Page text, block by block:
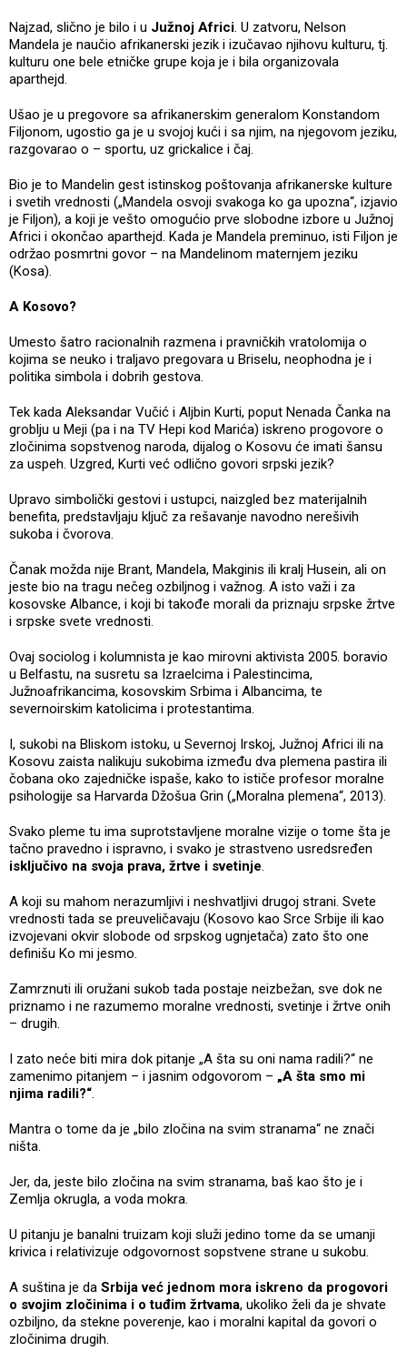
Najzad, slično je bilo i u Južnoj Africi. U zatvoru, Nelson
Mandela je naučio afrikanerski jezik i izučavao njihovu kulturu, tj.
kulturu one bele etničke grupe koja je i bila organizovala
aparthejd.
Ušao je u pregovore sa afrikanerskim generalom Konstandom
Filjonom, ugostio ga je u svojoj kući i sa njim, na njegovom jeziku,
razgovarao o – sportu, uz grickalice i čaj.
Bio je to Mandelin gest istinskog poštovanja afrikanerske kulture
i svetih vrednosti („Mandela osvoji svakoga ko ga upozna“, izjavio
je Filjon), a koji je vešto omogućio prve slobodne izbore u Južnoj
Africi i okončao aparthejd. Kada je Mandela preminuo, isti Filjon je
održao posmrtni govor – na Mandelinom maternjem jeziku
(Kosa).
A Kosovo?
Umesto šatro racionalnih razmena i pravničkih vratolomija o
kojima se neuko i traljavo pregovara u Briselu, neophodna je i
politika simbola i dobrih gestova.
Tek kada Aleksandar Vučić i Aljbin Kurti, poput Nenada Čanka na
groblju u Meji (pa i na TV Hepi kod Marića) iskreno progovore o
zločinima sopstvenog naroda, dijalog o Kosovu će imati šansu
za uspeh. Uzgred, Kurti već odlično govori srpski jezik?
Upravo simbolički gestovi i ustupci, naizgled bez materijalnih
benefita, predstavljaju ključ za rešavanje navodno nerešivih
sukoba i čvorova.
Čanak možda nije Brant, Mandela, Makginis ili kralj Husein, ali on
jeste bio na tragu nečeg ozbiljnog i važnog. A isto važi i za
kosovske Albance, i koji bi takođe morali da priznaju srpske žrtve
i srpske svete vrednosti.
Ovaj sociolog i kolumnista je kao mirovni aktivista 2005. boravio
u Belfastu, na susretu sa Izraelcima i Palestincima,
Južnoafrikancima, kosovskim Srbima i Albancima, te
severnoirskim katolicima i protestantima.
I, sukobi na Bliskom istoku, u Severnoj Irskoj, Južnoj Africi ili na
Kosovu zaista nalikuju sukobima između dva plemena pastira ili
čobana oko zajedničke ispaše, kako to ističe profesor moralne
psihologije sa Harvarda Džošua Grin („Moralna plemena“, 2013).
Svako pleme tu ima suprotstavljene moralne vizije o tome šta je
tačno pravedno i ispravno, i svako je strastveno usredsređen
isključivo na svoja prava, žrtve i svetinje.
A koji su mahom nerazumljivi i neshvatljivi drugoj strani. Svete
vrednosti tada se preuveličavaju (Kosovo kao Srce Srbije ili kao
izvojevani okvir slobode od srpskog ugnjetača) zato što one
definišu Ko mi jesmo.
Zamrznuti ili oružani sukob tada postaje neizbežan, sve dok ne
priznamo i ne razumemo moralne vrednosti, svetinje i žrtve onih
– drugih.
I zato neće biti mira dok pitanje „A šta su oni nama radili?“ ne
zamenimo pitanjem – i jasnim odgovorom – „A šta smo mi
njima radili?“.
Mantra o tome da je „bilo zločina na svim stranama“ ne znači
ništa.
Jer, da, jeste bilo zločina na svim stranama, baš kao što je i
Zemlja okrugla, a voda mokra.
U pitanju je banalni truizam koji služi jedino tome da se umanji
krivica i relativizuje odgovornost sopstvene strane u sukobu.
A suština je da Srbija već jednom mora iskreno da progovori
o svojim zločinima i o tuđim žrtvama, ukoliko želi da je shvate
ozbiljno, da stekne poverenje, kao i moralni kapital da govori o
zločinima drugih.